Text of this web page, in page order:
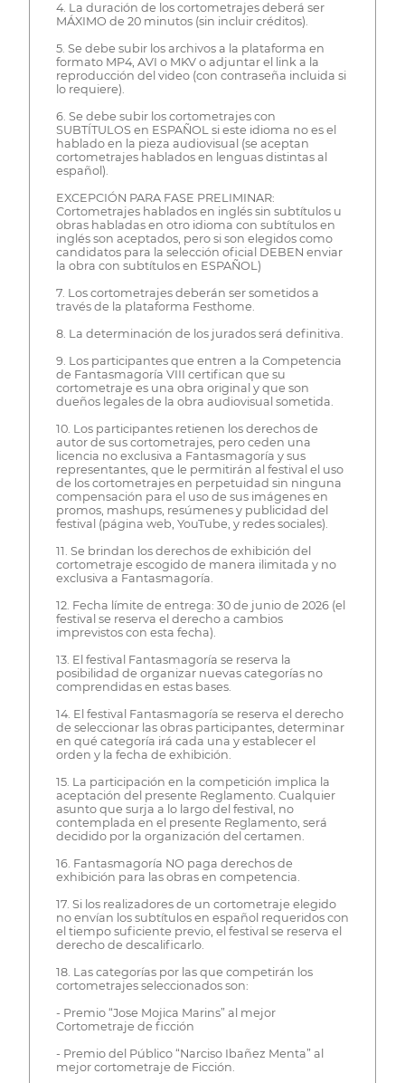
4. La duración de los cortometrajes deberá ser
MÁXIMO de 20 minutos (sin incluir créditos).
5. Se debe subir los archivos a la plataforma en
formato MP4, AVI o MKV o adjuntar el link a la
reproducción del video (con contraseña incluida si
lo requiere).
6. Se debe subir los cortometrajes con
SUBTÍTULOS en ESPAÑOL si este idioma no es el
hablado en la pieza audiovisual (se aceptan
cortometrajes hablados en lenguas distintas al
español).
EXCEPCIÓN PARA FASE PRELIMINAR:
Cortometrajes hablados en inglés sin subtítulos u
obras habladas en otro idioma con subtítulos en
inglés son aceptados, pero si son elegidos como
candidatos para la selección oficial DEBEN enviar
la obra con subtítulos en ESPAÑOL)
7. Los cortometrajes deberán ser sometidos a
través de la plataforma Festhome.
8. La determinación de los jurados será definitiva.
9. Los participantes que entren a la Competencia
de Fantasmagoría VIII certifican que su
cortometraje es una obra original y que son
dueños legales de la obra audiovisual sometida.
10. Los participantes retienen los derechos de
autor de sus cortometrajes, pero ceden una
licencia no exclusiva a Fantasmagoría y sus
representantes, que le permitirán al festival el uso
de los cortometrajes en perpetuidad sin ninguna
compensación para el uso de sus imágenes en
promos, mashups, resúmenes y publicidad del
festival (página web, YouTube, y redes sociales).
11. Se brindan los derechos de exhibición del
cortometraje escogido de manera ilimitada y no
exclusiva a Fantasmagoría.
12. Fecha límite de entrega: 30 de junio de 2026 (el
festival se reserva el derecho a cambios
imprevistos con esta fecha).
13. El festival Fantasmagoría se reserva la
posibilidad de organizar nuevas categorías no
comprendidas en estas bases.
14. El festival Fantasmagoría se reserva el derecho
de seleccionar las obras participantes, determinar
en qué categoría irá cada una y establecer el
orden y la fecha de exhibición.
15. La participación en la competición implica la
aceptación del presente Reglamento. Cualquier
asunto que surja a lo largo del festival, no
contemplada en el presente Reglamento, será
decidido por la organización del certamen.
16. Fantasmagoría NO paga derechos de
exhibición para las obras en competencia.
17. Si los realizadores de un cortometraje elegido
no envían los subtítulos en español requeridos con
el tiempo suficiente previo, el festival se reserva el
derecho de descalificarlo.
18. Las categorías por las que competirán los
cortometrajes seleccionados son:
- Premio “Jose Mojica Marins” al mejor
Cortometraje de ficción
- Premio del Público “Narciso Ibañez Menta” al
mejor cortometraje de Ficción.